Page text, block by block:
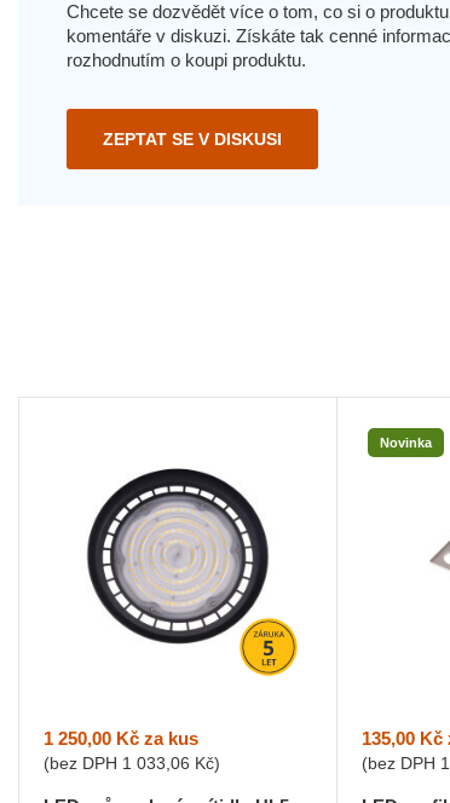
Chcete se dozvědět více o tom, co si o
komentáře v diskuzi. Získáte tak cenné
rozhodnutím o koupi produktu.
ZEPTAT SE V DISKUSI
1 250,00 Kč za kus
(bez DPH 1 033,06 Kč)
Novinka
135,00 Kč
(bez DPH